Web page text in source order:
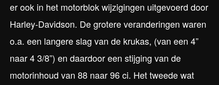
er ook in het motorblok wijzigingen uitgevoerd door
Harley-Davidson. De grotere veranderingen waren
o.a. een langere slag van de krukas, (van een 4”
naar 4 3/8”) en daardoor een stijging van de
motorinhoud van 88 naar 96 ci. Het tweede wat